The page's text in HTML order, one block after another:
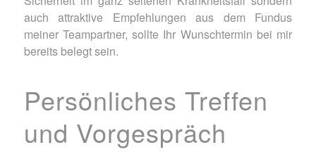
auch attraktive Empfehlungen aus dem Fundus
meiner Teampartner, sollte Ihr Wunschtermin bei mir
bereits belegt sein.
Persönliches Treffen
und Vorgespräch